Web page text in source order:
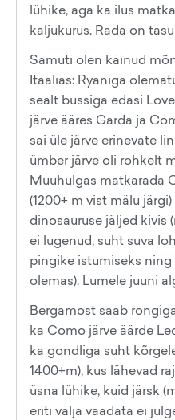
lühike, aga ka ilus
kaljukurus. Rada on
Samuti olen käinud
Itaalias: Ryaniga
sealt bussiga edasi
järve ääres Garda ja
sai üle järve erinevate
ümber järve oli rohkelt
Muuhulgas matkarada
(1200+ m vist mälu
dinosauruse jäljed kivis
ei lugenud, suht suva
pingike istumiseks
olemas). Lumele juuni
Bergamost saab
ka Como järve äärde
ka gondliga suht
1400+m), kus lähevad
üsna lühike, kuid järsk
eriti välja vaadata ei